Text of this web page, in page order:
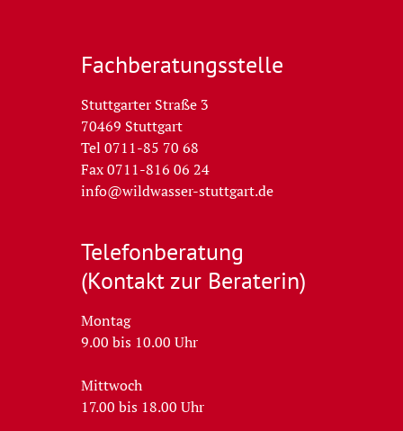
Fachberatungs­stelle
Stuttgarter Straße 3
70469 Stuttgart
Tel 0711-85 70 68
Fax 0711-816 06 24
info@wildwasser-stuttgart.de
Telefon­beratung
(Kontakt zur Beraterin)
Montag
9.00 bis 10.00 Uhr
Mittwoch
17.00 bis 18.00 Uhr